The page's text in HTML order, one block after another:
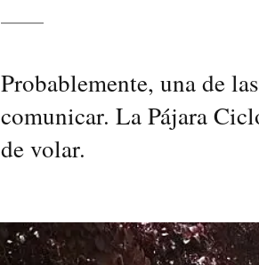
Probablemente, una de
comunicar. La Pájara
de volar.